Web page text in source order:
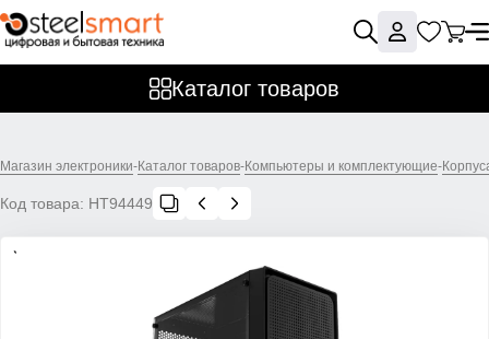
Каталог товаров
Магазин электроники-Каталог товаров-Компьютеры и комплектующие-
Код товара: НТ94449